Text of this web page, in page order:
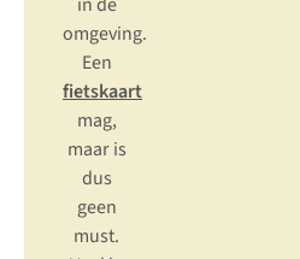
omgeving.
Een
fietskaart
mag,
maar is
dus
geen
must.